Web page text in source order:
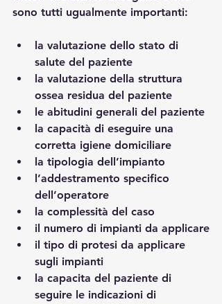
sono tutti ugualmente importanti:
la valutazione dello stato di
salute del paziente
la valutazione della struttura
ossea residua del paziente
le abitudini generali del paziente
la capacità di eseguire una
corretta igiene domiciliare
la tipologia dell’impianto
l’addestramento specifico
dell’operatore
la complessità del caso
il numero di impianti da applicare
il tipo di protesi da applicare
sugli impianti
la capacita del paziente di
seguire le indicazioni di